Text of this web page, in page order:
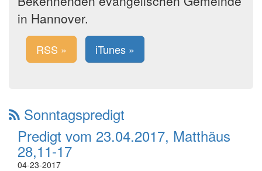
in Hannover.
RSS » iTunes »
Sonntagspredigt
Predigt vom 23.04.2017, Matthäus
28,11-17
04-23-2017